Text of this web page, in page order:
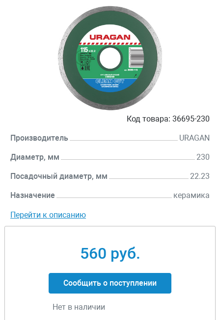
Код товара: 36695-230
Производитель URAGAN
Диаметр, мм 230
Посадочный диаметр, мм 22.23
Назначение керамика
Перейти к описанию
560 руб.
Сообщить о поступлении
Нет в наличии